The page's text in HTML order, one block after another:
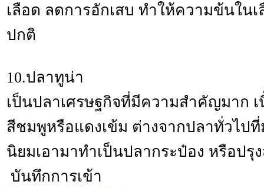
เลือด ลดการอักเสบ ทำให้ความข้นใน
ปกติ
10.ปลาทูน่า
เป็นปลาเศรษฐกิจที่มีความสำคัญมาก
สีชมพูหรือแดงเข้ม ต่างจากปลาทั่วไป
นิยมเอามาทำเป็นปลากระป๋อง หรือปรุ
บันทึกการเข้า